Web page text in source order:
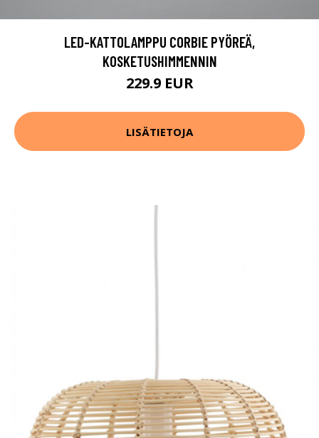
LED-KATTOLAMPPU CORBIE PYÖREÄ,
KOSKETUSHIMMENNIN
229.9 EUR
LISÄTIETOJA